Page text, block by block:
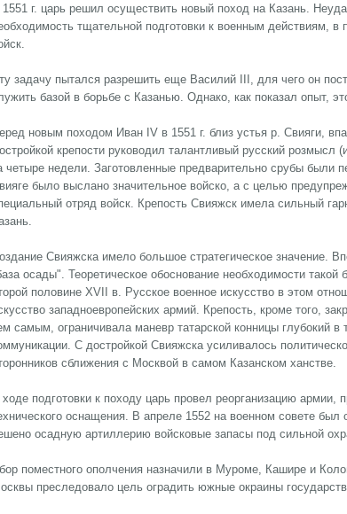
1551 г. царь решил осуществить новый поход на Казань.
тщательной подготовки к военным действиям,
задачу пытался разрешить еще Василий III, для чего он
базой в борьбе с Казанью. Однако, как показал опыт,
новым походом Иван IV в 1551 г. близ устья р. Свияги,
крепости руководил талантливый русский
четыре недели. Заготовленные предварительно срубы были
было выслано значительное войско, а с целью
отряд войск. Крепость Свияжск имела сильный
Свияжска имело большое стратегическое значение.
осады". Теоретическое обоснование необходимости
половине XVII в. Русское военное искусство в этом
западноевропейских армий. Крепость, кроме того,
самым, ограничивала маневр татарской конницы глубокий
С достройкой Свияжска усиливалось
сближения с Москвой в самом Казанском ханстве.
ходе подготовки к походу царь провел реорганизацию
оснащения. В апреле 1552 на военном совете
осадную артиллерию войсковые запасы под сильной
поместного ополчения назначили в Муроме, Кашире и
преследовало цель оградить южные окраины